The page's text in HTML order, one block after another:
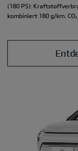
(180 PS):
kombiniert 180 g/km.